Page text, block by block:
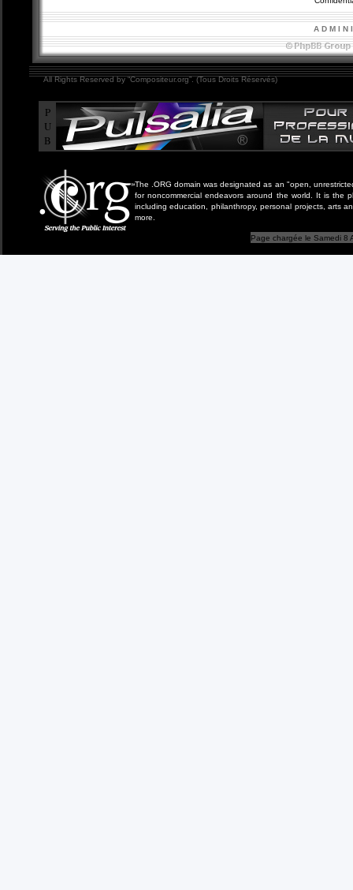
A D M I N
All Rights Reserved by “Compositeur.org”. (Tous Droits Réservés)
P
U
B
The .ORG domain was designated as an "open,
for noncommercial endeavors around the world. It is the
including education, philanthropy, personal projects, arts
more.
Page chargée le Samedi 8